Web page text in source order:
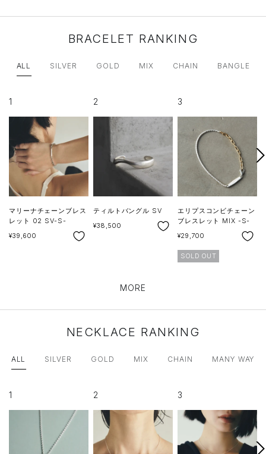
BRACELET RANKING
ALL SILVER GOLD MIX CHAIN BANGLE
1
マリーナチェーンブレス
レット 02 SV-S-
SALE
¥39,600
2
ティルトバングル SV
SALE
¥38,500
3
エリプスコンビチェーン
ブレスレット MIX -S-
SALE
¥29,700
SOLD OUT
次
MORE
NECKLACE RANKING
ALL SILVER GOLD MIX CHAIN MANY WAY
1 2 3